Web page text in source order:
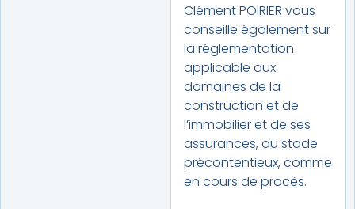
Clément POIRIER vous
conseille également sur
la réglementation
applicable aux
domaines de la
construction et de
l’immobilier et de ses
assurances, au stade
précontentieux, comme
en cours de procès.